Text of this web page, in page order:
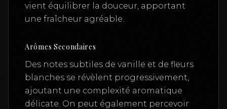
vient équilibrer la douceur, apportant
une fraîcheur agréable.
Arômes Secondaires
Des notes subtiles de vanille et de fleurs
blanches se révèlent progressivement,
ajoutant une complexité aromatique
délicate. On peut également percevoir